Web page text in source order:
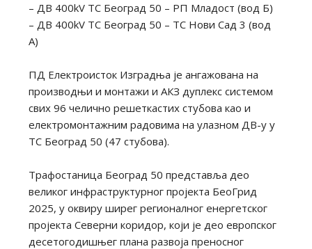
– ДВ 400kV ТС Београд 50 – РП Младост (вод Б)
– ДВ 400kV ТС Београд 50 – ТС Нови Сад 3 (вод
А)
ПД Електроисток Изградња је ангажована на
производњи и монтажи и АКЗ дуплекс системом
свих 96 челично решеткастих стубова као и
електромонтажним радовима на улазном ДВ-у у
ТС Београд 50 (47 стубова).
Трафостаница Београд 50 представља део
великог инфраструктурног пројекта БеоГрид
2025, у оквиру ширег регионалног енергетског
пројекта Северни коридор, који је део европског
десетогодишњег плана развоја преносног